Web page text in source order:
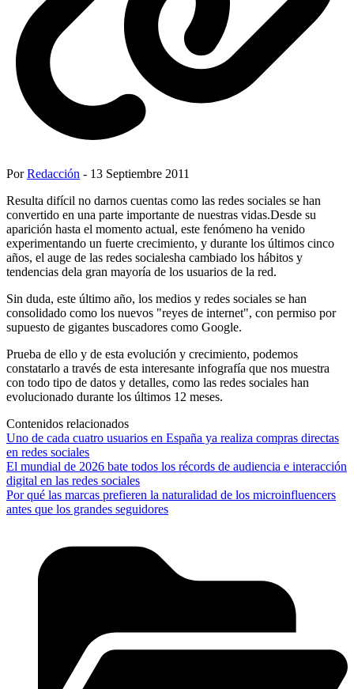
PorRedacción - 13 Septiembre 2011
Resulta difícil no darnos cuentas como las redes sociales se han
convertido en una parte importante de nuestras vidas.Desde su
aparición hasta el momento actual, este fenómeno ha venido
experimentando un fuerte crecimiento, y durante los últimos cinco
años, el auge de las redes socialesha cambiado los hábitos y
tendencias dela gran mayoría de los usuarios de la red.
Sin duda, este último año, los medios y redes sociales se han
consolidado como los nuevos "reyes de internet", con permiso por
supuesto de gigantes buscadores como Google.
Prueba de ello y de esta evolución y crecimiento, podemos
constatarlo a través de esta interesante infografía que nos muestra
con todo tipo de datos y detalles, como las redes sociales han
evolucionado durante los últimos 12 meses.
Contenidos relacionados
Uno de cada cuatro usuarios en España ya realiza compras directas
en redes sociales
El mundial de 2026 bate todos los récords de audiencia e interacción
digital en las redes sociales
Por qué las marcas prefieren la naturalidad de los microinfluencers
antes que los grandes seguidores